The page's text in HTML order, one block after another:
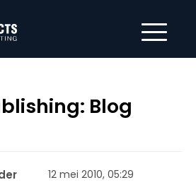
Blog
12 mei 2010, 05:29